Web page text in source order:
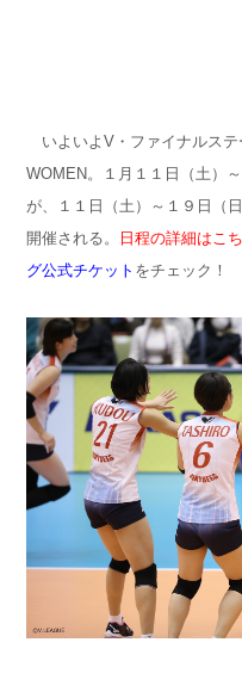
いよいよV・ファイナルス
WOMEN。１月１１日（土）
が、１１日（土）～１９日（
開催される。
日程の詳細はこ
グ公式チケット をチェック！